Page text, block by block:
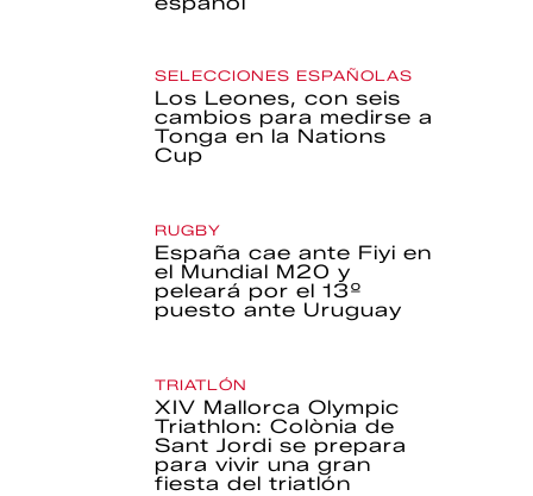
SELECCIONES ESPAÑOLAS
Los Leones, con seis
cambios para medirse a
Tonga en la Nations
Cup
RUGBY
España cae ante Fiyi en
el Mundial M20 y
peleará por el 13º
puesto ante Uruguay
TRIATLÓN
XIV Mallorca Olympic
Triathlon: Colònia de
Sant Jordi se prepara
para vivir una gran
fiesta del triatlón